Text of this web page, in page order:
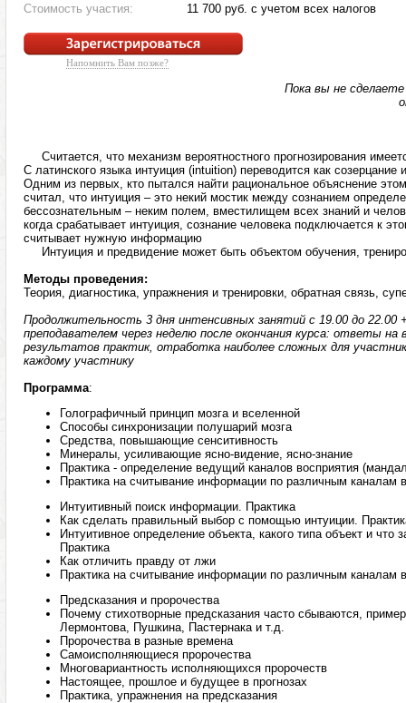
Стоимость участия:
11 700 руб. с учетом всех налогов
Напомнить Вам позже?
Пока вы не
Считается, что механизм вероятностного прогнозирования
С латинского языка интуиция (intuition) переводится как созерцание
Одним из первых, кто пытался найти рациональное объяснение
считал, что интуиция – это некий мостик между сознанием
бессознательным – неким полем, вместилищем всех знаний и
когда срабатывает интуиция, сознание человека подключается к
считывает нужную информацию
Интуиция и предвидение может быть объектом обучения,
Методы проведения:
Теория, диагностика, упражнения и тренировки, обратная связь,
Продолжительность 3 дня интенсивных занятий с 19.00 до 22.00
преподавателем через неделю после окончания курса: ответы на
результатов практик, отработка наиболее сложных для
каждому участнику
Программа:
Голографичный принцип мозга и вселенной
Способы синхронизации полушарий мозга
Средства, повышающие сенситивность
Минералы, усиливающие ясно-видение, ясно-знание
Практика - определение ведущий каналов восприятия
Практика на считывание информации по различным каналам
Интуитивный поиск информации. Практика
Как сделать правильный выбор с помощью интуиции.
Интуитивное определение объекта, какого типа объект и
Практика
Как отличить правду от лжи
Практика на считывание информации по различным каналам
Предсказания и пророчества
Почему стихотворные предсказания часто сбываются,
Лермонтова, Пушкина, Пастернака и т.д.
Пророчества в разные времена
Самоисполняющиеся пророчества
Многовариантность исполняющихся пророчеств
Настоящее, прошлое и будущее в прогнозах
Практика, упражнения на предсказания